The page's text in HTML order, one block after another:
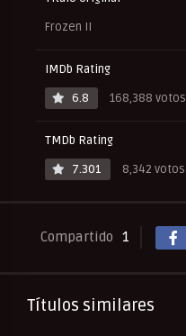
Frozen II
IMDb Rating
6.8
168,388 votos
TMDb Rating
7.301
8,342 votos
Compartido 1
Títulos similares